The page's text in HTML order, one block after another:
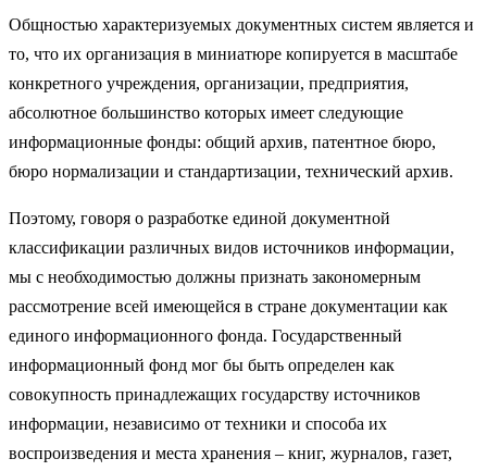
Общностью характеризуемых документных систем является и
то, что их организация в миниатюре копируется в масштабе
конкретного учреждения, организации, предприятия,
абсолютное большинство которых имеет следующие
информационные фонды: общий архив, патентное бюро,
бюро нормализации и стандартизации, технический архив.
Поэтому, говоря о разработке единой документной
классификации различных видов источников информации,
мы с необходимостью должны признать закономерным
рассмотрение всей имеющейся в стране документации как
единого информационного фонда. Государственный
информационный фонд мог бы быть определен как
совокупность принадлежащих государству источников
информации, независимо от техники и способа их
воспроизведения и места хранения – книг, журналов, газет,